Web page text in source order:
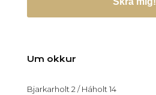
Um okkur
Bjarkarholt 2 / Háholt 14